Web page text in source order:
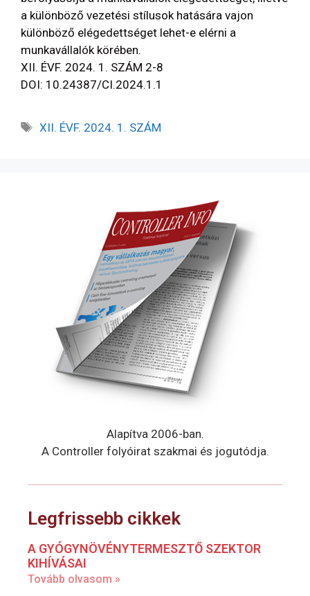
a különböző vezetési stílusok hatására vajon
különböző elégedettséget lehet-e elérni a
munkavállalók körében.
XII. ÉVF. 2024. 1. SZÁM 2-8
DOI: 10.24387/CI.2024.1.1
XII. ÉVF. 2024. 1. SZÁM
Alapítva 2006-ban.
A Controller folyóirat szakmai és jogutódja.
Legfrissebb cikkek
A GYÓGYNÖVÉNYTERMESZTŐ SZEKTOR
KIHÍVÁSAI
Tovább olvasom »